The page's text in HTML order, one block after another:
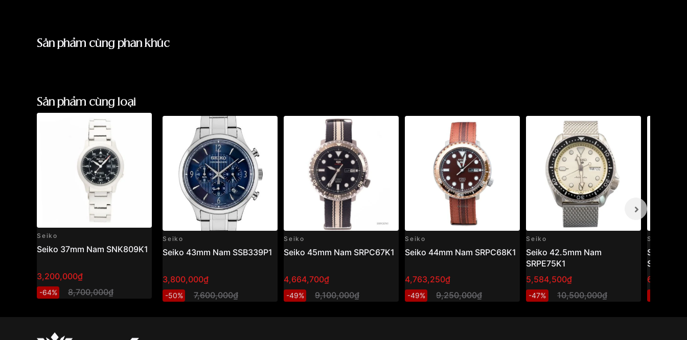
Sản phẩm cùng phân khúc
Sản phẩm cùng loại
Seiko
Seiko 37mm Nam SNK809K1
3,200,000₫
-64% 8,700,000₫
Seiko
Seiko 43mm Nam SSB339P1
3,800,000₫
-50% 7,600,000₫
Seiko
Seiko 45mm Nam SRPC67K1
4,664,700₫
-49% 9,100,000₫
Seiko
Seiko 44mm Nam SRPC68K1
4,763,250₫
-49% 9,250,000₫
Seiko
Seiko 42.5mm Nam
SRPE75K1
5,584,500₫
-47% 10,500,000₫
Seiko
Seiko
SRPD61K1